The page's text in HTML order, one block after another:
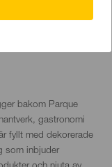
bakom Parque
gastronomi
fyllt med dekorerade
som inbjuder